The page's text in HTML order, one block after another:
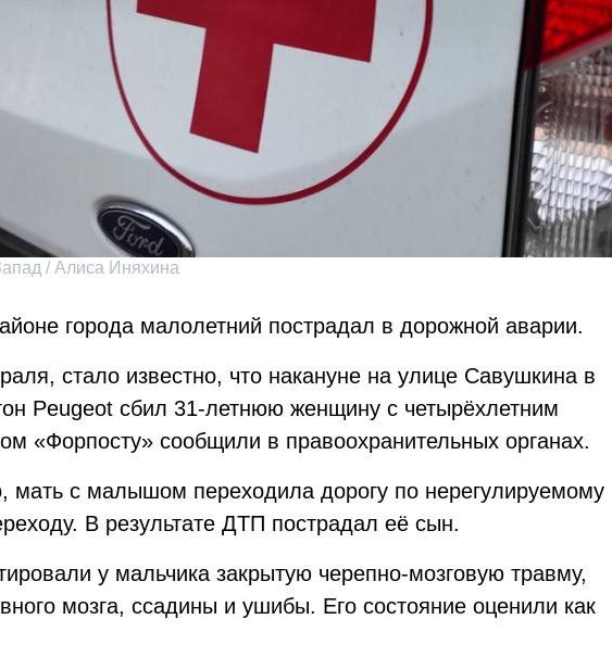
/ Алиса Иняхина
города малолетний пострадал в дорожной аварии.
стало известно, что накануне на улице Савушкина в
Peugeot сбил 31-летнюю женщину с четырёхлетним
«Форпосту» сообщили в правоохранительных органах.
мать с малышом переходила дорогу по нерегулируемому
В результате ДТП пострадал её сын.
у мальчика закрытую черепно-мозговую травму,
мозга, ссадины и ушибы. Его состояние оценили как